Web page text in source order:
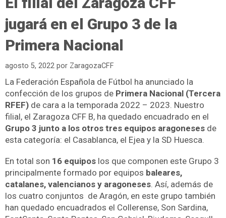
jugará en el Grupo 3 de la
Primera Nacional
agosto 5, 2022 por ZaragozaCFF
La Federación Española de Fútbol ha anunciado la
confección de los grupos de Primera Nacional (Tercera
RFEF) de cara a la temporada 2022 – 2023. Nuestro
filial, el Zaragoza CFF B, ha quedado encuadrado en el
Grupo 3 junto a los otros tres equipos aragoneses de
esta categoría: el Casablanca, el Ejea y la SD Huesca.
En total son 16 equipos los que componen este Grupo 3
principalmente formado por equipos baleares,
catalanes, valencianos y aragoneses. Así, además de
los cuatro conjuntos de Aragón, en este grupo también
han quedado encuadrados el Collerense, Son Sardina,